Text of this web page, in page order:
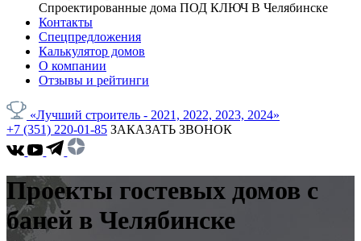
Спроектированные дома ПОД КЛЮЧ В Челябинске
Контакты
Спецпредложения
Калькулятор домов
О компании
Отзывы и рейтинги
«Лучший строитель - 2021, 2022, 2023, 2024»
+7 (351) 220-01-85 ЗАКАЗАТЬ ЗВОНОК
Проекты гостевых домов с
баней в Челябинске